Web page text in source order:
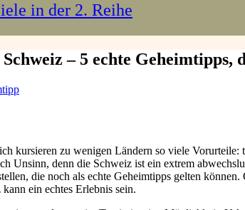
in der 2. Reihe
– 5 echte Geheimtipps,
kursieren zu wenigen Ländern so viele
Unsinn, denn die Schweiz ist ein extrem
die noch als echte Geheimtipps gelten
ein echtes Erlebnis sein.